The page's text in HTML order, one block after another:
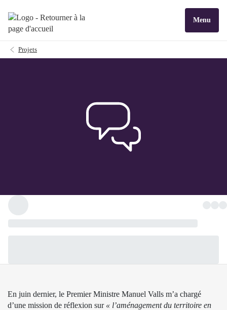
Menu
Projets
En juin dernier, le Premier Ministre Manuel Valls m’a chargé
d’une mission de réflexion sur « l’aménagement du territoire en